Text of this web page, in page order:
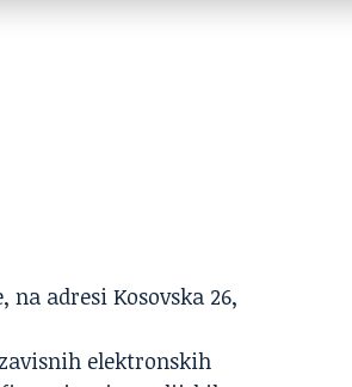
adresi Kosovska 26,
elektronskih